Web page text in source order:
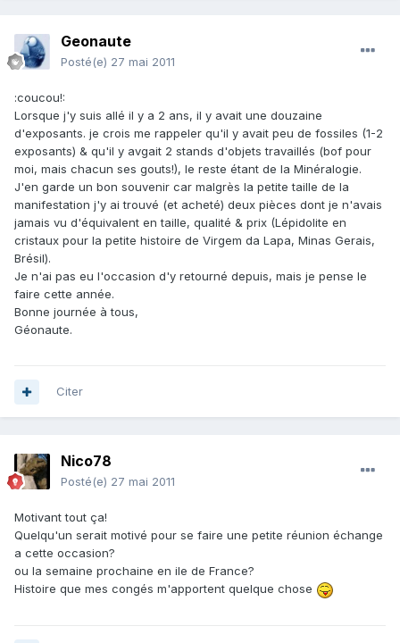
Geonaute
Posté(e) 27 mai 2011
:coucou!:
Lorsque j'y suis allé il y a 2 ans, il y avait une douzaine
d'exposants. je crois me rappeler qu'il y avait peu de fossiles (1-2
exposants) & qu'il y avgait 2 stands d'objets travaillés (bof pour
moi, mais chacun ses gouts!), le reste étant de la Minéralogie.
J'en garde un bon souvenir car malgrès la petite taille de la
manifestation j'y ai trouvé (et acheté) deux pièces dont je n'avais
jamais vu d'équivalent en taille, qualité & prix (Lépidolite en
cristaux pour la petite histoire de Virgem da Lapa, Minas Gerais,
Brésil).
Je n'ai pas eu l'occasion d'y retourné depuis, mais je pense le
faire cette année.
Bonne journée à tous,
Géonaute.
Citer
Nico78
Posté(e) 27 mai 2011
Motivant tout ça!
Quelqu'un serait motivé pour se faire une petite réunion échange
a cette occasion?
ou la semaine prochaine en ile de France?
Histoire que mes congés m'apportent quelque chose